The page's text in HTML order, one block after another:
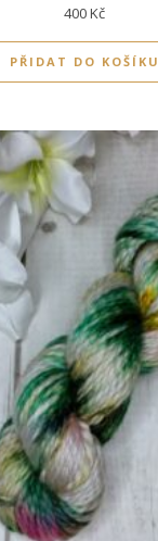
400Kč
PŘIDAT DO KOŠÍKU